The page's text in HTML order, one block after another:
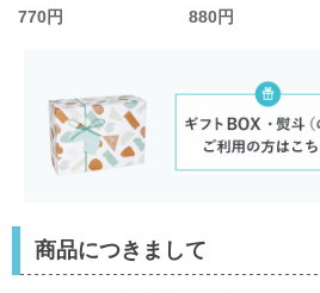
ー スーパー VC100
770円
スク 5枚入り
880円
商品につきまして